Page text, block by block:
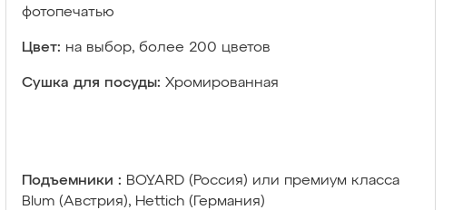
фотопечатью
Цвет: на выбор, более 200 цветов
Сушка для посуды: Хромированная
Подъемники : BOYARD (Россия) или премиум класса
Blum (Австрия), Hettich (Германия)